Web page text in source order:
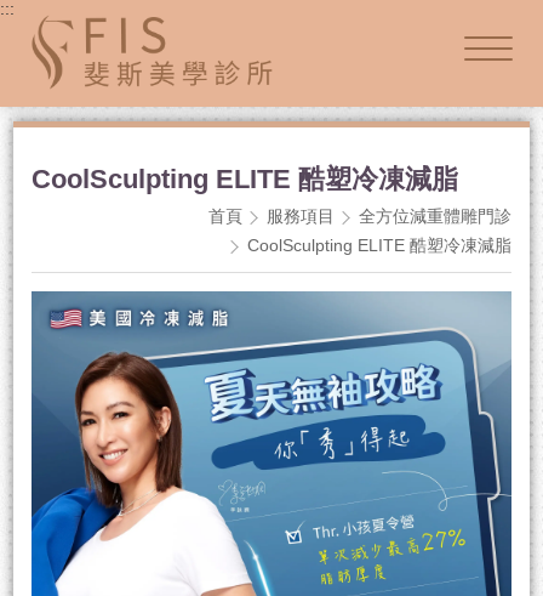
:::
CoolSculpting ELITE 酷塑冷凍減脂
首頁 服務項目
全方位減重體雕門診
CoolSculpting ELITE 酷塑冷凍減脂